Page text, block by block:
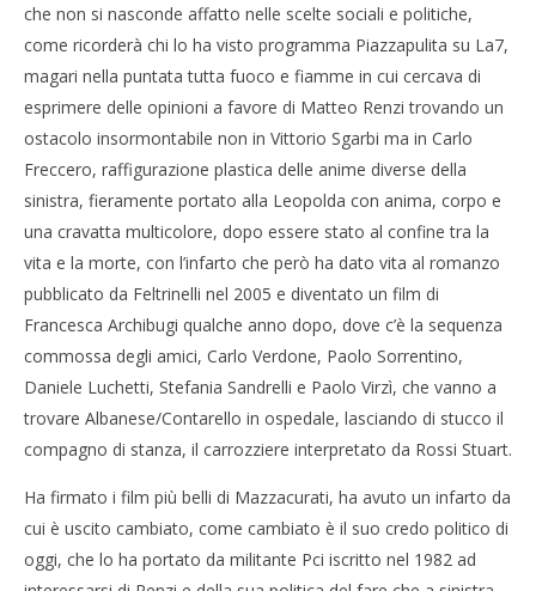
che non si nasconde affatto nelle scelte sociali e politiche,
come ricorderà chi lo ha visto programma Piazzapulita su La7,
magari nella puntata tutta fuoco e fiamme in cui cercava di
esprimere delle opinioni a favore di Matteo Renzi trovando un
ostacolo insormontabile non in Vittorio Sgarbi ma in Carlo
Freccero, raffigurazione plastica delle anime diverse della
sinistra, fieramente portato alla Leopolda con anima, corpo e
una cravatta multicolore, dopo essere stato al confine tra la
vita e la morte, con l’infarto che però ha dato vita al romanzo
pubblicato da Feltrinelli nel 2005 e diventato un film di
Francesca Archibugi qualche anno dopo, dove c’è la sequenza
commossa degli amici, Carlo Verdone, Paolo Sorrentino,
Daniele Luchetti, Stefania Sandrelli e Paolo Virzì, che vanno a
trovare Albanese/Contarello in ospedale, lasciando di stucco il
compagno di stanza, il carrozziere interpretato da Rossi Stuart.
Ha firmato i film più belli di Mazzacurati, ha avuto un infarto da
cui è uscito cambiato, come cambiato è il suo credo politico di
oggi, che lo ha portato da militante Pci iscritto nel 1982 ad